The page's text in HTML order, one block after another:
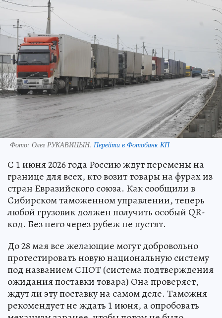
Фото: Олег РУКАВИЦЫН. Перейти в Фотобанк КП
С 1 июня 2026 года Россию ждут перемены на
границе для всех, кто возит товары на фурах из
стран Евразийского союза. Как сообщили в
Сибирском таможенном управлении, теперь
любой грузовик должен получить особый QR-
код. Без него через рубеж не пустят.
До 28 мая все желающие могут добровольно
протестировать новую национальную систему
под названием СПОТ (система подтверждения
ожидания поставки товара) Она проверяет,
ждут ли эту поставку на самом деле. Таможня
рекомендует не ждать 1 июня, а опробовать